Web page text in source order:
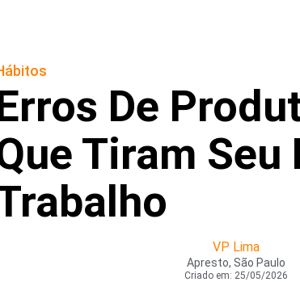
De
Tiram Seu
VP Lima
Apresto, São Paulo
Criado em: 25/05/2026